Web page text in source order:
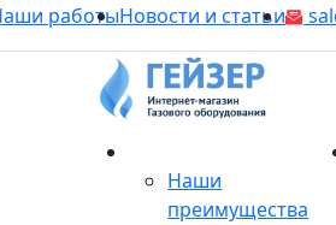
работыНовости и статьи
Наши
преимущества